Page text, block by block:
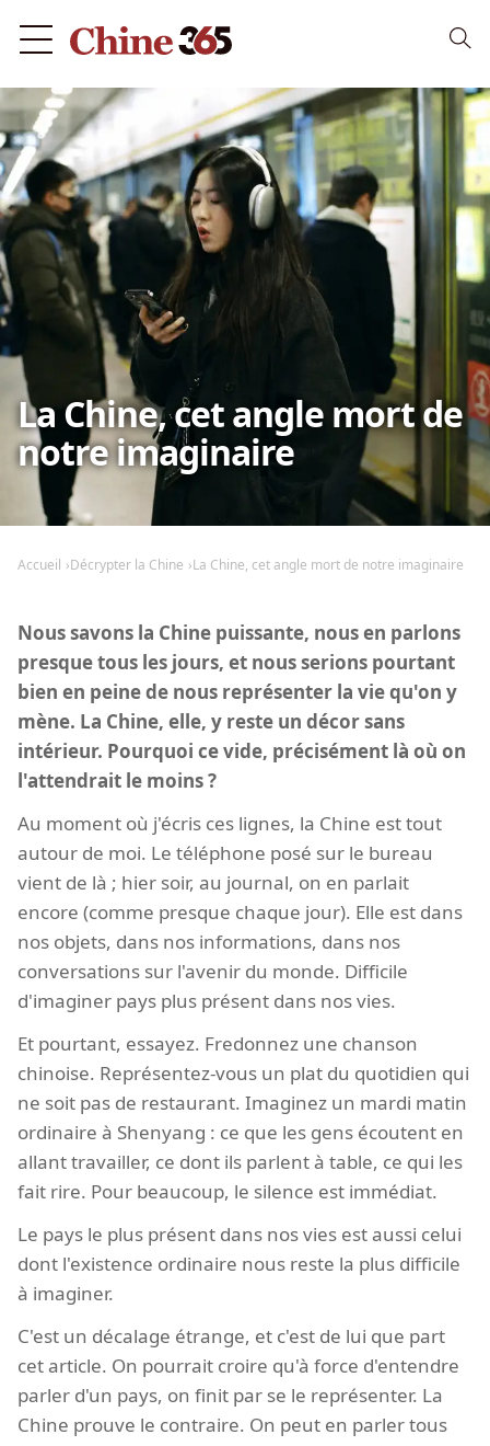
La Chine, cet angle mort de
notre imaginaire
Accueil Décrypter la Chine La Chine, cet angle mort de notre imaginaire
Nous savons la Chine puissante, nous en parlons
presque tous les jours, et nous serions pourtant
bien en peine de nous représenter la vie qu'on y
mène. La Chine, elle, y reste un décor sans
intérieur. Pourquoi ce vide, précisément là où on
l'attendrait le moins ?
Au moment où j'écris ces lignes, la Chine est tout
autour de moi. Le téléphone posé sur le bureau
vient de là ; hier soir, au journal, on en parlait
encore (comme presque chaque jour). Elle est dans
nos objets, dans nos informations, dans nos
conversations sur l'avenir du monde. Difficile
d'imaginer pays plus présent dans nos vies.
Et pourtant, essayez. Fredonnez une chanson
chinoise. Représentez-vous un plat du quotidien qui
ne soit pas de restaurant. Imaginez un mardi matin
ordinaire à Shenyang : ce que les gens écoutent en
allant travailler, ce dont ils parlent à table, ce qui les
fait rire. Pour beaucoup, le silence est immédiat.
Le pays le plus présent dans nos vies est aussi celui
dont l'existence ordinaire nous reste la plus difficile
à imaginer.
C'est un décalage étrange, et c'est de lui que part
cet article. On pourrait croire qu'à force d'entendre
parler d'un pays, on finit par se le représenter. La
Chine prouve le contraire. On peut en parler tous